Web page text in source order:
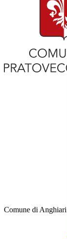
Comune di Anghiari